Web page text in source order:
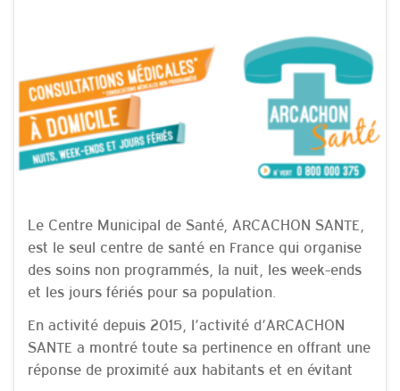
Le Centre Municipal de Santé, ARCACHON SANTE,
est le seul centre de santé en France qui organise
des soins non programmés, la nuit, les week-ends
et les jours fériés pour sa population.
En activité depuis 2015, l’activité d’ARCACHON
SANTE a montré toute sa pertinence en offrant une
réponse de proximité aux habitants et en évitant